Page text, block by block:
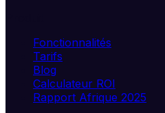
Fonctionnalités
Tarifs
Blog
Calculateur ROI
Rapport Afrique 2025